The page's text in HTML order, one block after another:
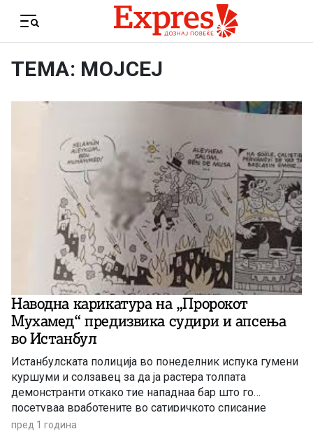
Menu
ТЕМА: МОЈСЕЈ
Наводна карикатура на „Пророкот
Мухамед“ предизвика судири и апсења
во Истанбул
Истанбулската полиција во понеделник испука гумени
куршуми и солзавец за да ја растера толпата
демонстранти откако тие нападнаа бар што го
посетуваа вработените во сатиричкото списание
„Леман“
пред 1 година